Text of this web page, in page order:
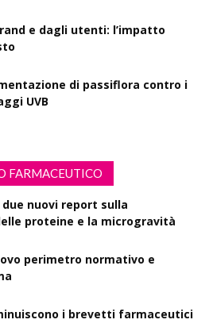
e dagli utenti: l’impatto
di passiflora contro i
UVB
FARMACEUTICO
due nuovi report sulla
proteine e la microgravità
perimetro normativo e
i brevetti farmaceutici